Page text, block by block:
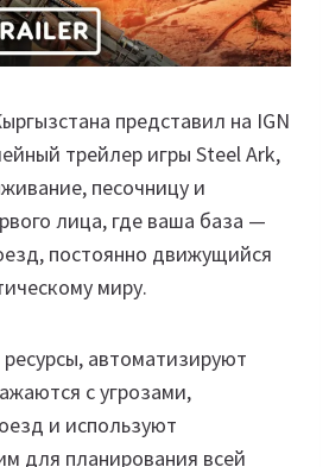
представил на IGN
трейлер игры Steel Ark,
песочницу и
лица, где ваша база —
постоянно движущийся
миру.
автоматизируют
с угрозами,
и используют
для планирования всей